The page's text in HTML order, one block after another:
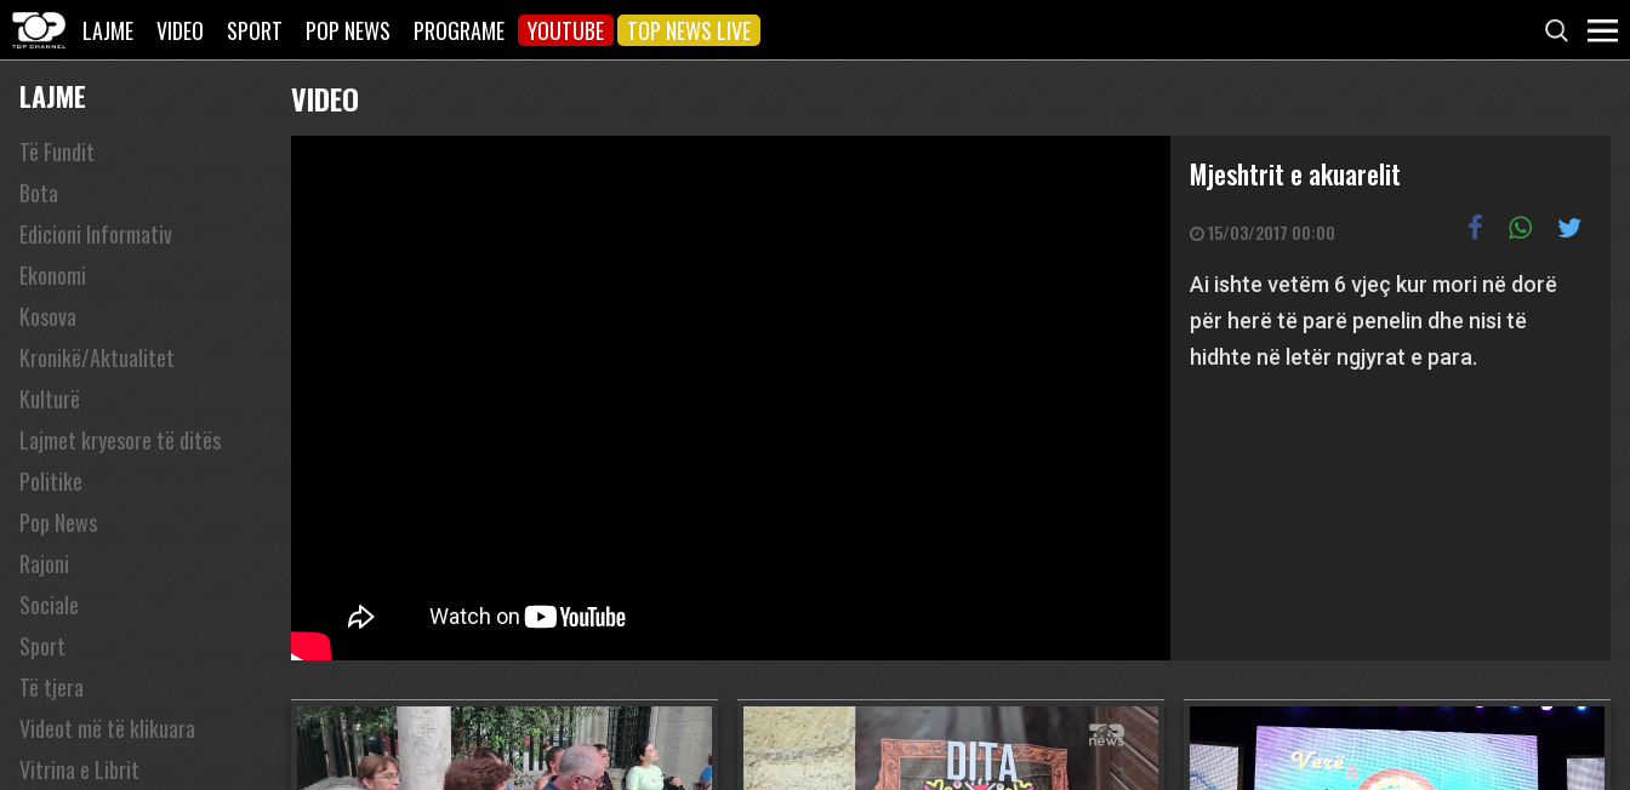
LAJME VIDEO SPORT POP NEWS PROGRAME YOUTUBE TOP NEWS LIVE
LAJME
Të Fundit
Bota
Edicioni Informativ
Ekonomi
Kosova
Kronikë/Aktualitet
Kulturë
Lajmet kryesore të ditës
Politike
Pop News
Rajoni
Sociale
Sport
Të tjera
Videot më të klikuara
Vitrina e Librit
VIDEO
Mjeshtrit e akuarelit
15/03/2017 00:00
Ai ishte vetëm 6 vjeç kur mori në dorë
për herë të parë penelin dhe nisi të
hidhte në letër ngjyrat e para.